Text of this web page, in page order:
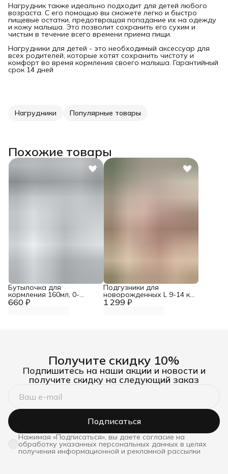
Нагрудник также идеально подходит для детей любого
возраста. С его помощью вы сможете легко и быстро
пищевые остатки, предотвращая попадание их на одежду
и кожу малыша. Это позволит сохранить его сухим и
чистым в течение всего времени приема пищи.
Нагрудники для детей - это необходимый аксессуар для
всех родителей, которые хотят сохранить чистоту и
комфорт во время кормления своего малыша. Гарантийный
срок 14 дней
Нагрудники Популярные товары
Похожие товары
660 ₽
Бутылочка для
кормления 160мл, 0-
3мес.+, антиколиковая 1 299 ₽
Подгузники для
новорожденных L 9-14 кг
40 шт
Получите скидку 10%
Подпишитесь на наши акции и новости и
получите скидку на следующий заказ
Подписаться
Нажимая «Подписаться», вы даете согласие на
обработку указанных персональных данных в целях
получения информационной и рекламной рассылки